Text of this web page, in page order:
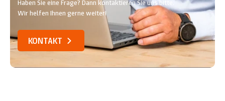
Haben Sie eine Frage? Dann kontaktieren Sie uns bitte.
Wir helfen Ihnen gerne weiter!
KONTAKT